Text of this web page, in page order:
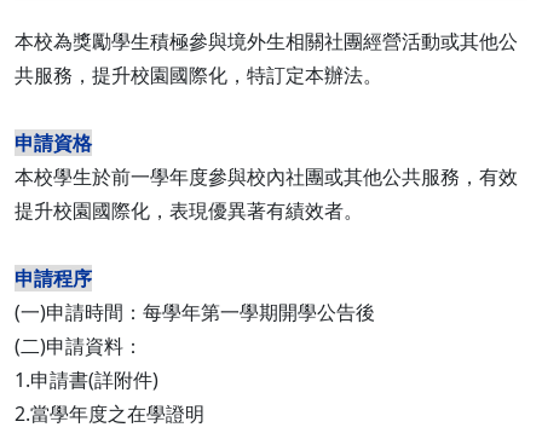
本校為獎勵學生積極參與境外生相關社團經營活動或其他公
共服務，提升校園國際化，特訂定本辦法。
申請資格
本校學生於前一學年度參與校內社團或其他公共服務，有效
提升校園國際化，表現優異著有績效者。
申請程序
(一)申請時間：每學年第一學期開學公告後
(二)申請資料：
1.申請書(詳附件)
2.當學年度之在學證明